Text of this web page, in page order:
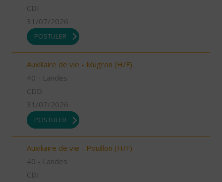
CDI
31/07/2026
POSTULER
Auxiliaire de vie - Mugron (H/F)
40 - Landes
CDD
31/07/2026
POSTULER
Auxiliaire de vie - Pouillon (H/F)
40 - Landes
CDI